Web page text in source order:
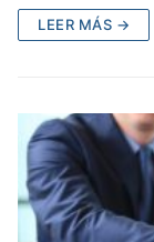
LEER MÁS →